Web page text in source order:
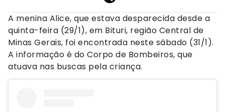
A menina Alice, que estava desparecida desde a
quinta-feira (29/1), em Bituri, região Central de
Minas Gerais, foi encontrada neste sábado (31/1).
A informação é do Corpo de Bombeiros, que
atuava nas buscas pela criança.